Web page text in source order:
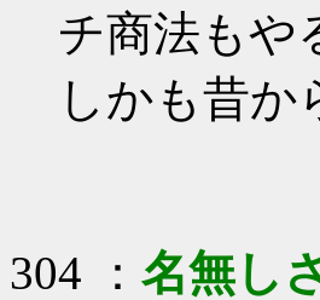
チ商法もや
しかも昔か
304 ： 名無し